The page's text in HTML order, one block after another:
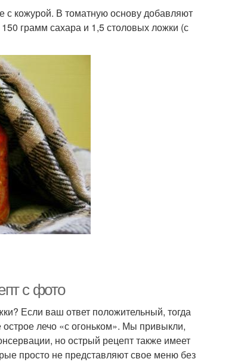
с кожурой. В томатную основу добавляют
грамм сахара и 1,5 столовых ложки (с
с фото
Если ваш ответ положительный, тогда
лечо «с огоньком». Мы привыкли,
но острый рецепт также имеет
просто не представляют свое меню без